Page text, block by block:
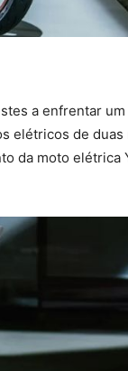
a enfrentar
elétricos de duas
da moto elétrica